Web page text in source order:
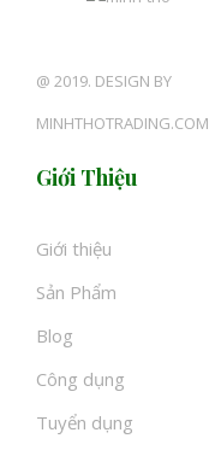
@ 2019. DESIGN BY
MINHTHOTRADING.COM
Giới Thiệu
Giới thiệu
Sản Phẩm
Blog
Công dụng
Tuyển dụng